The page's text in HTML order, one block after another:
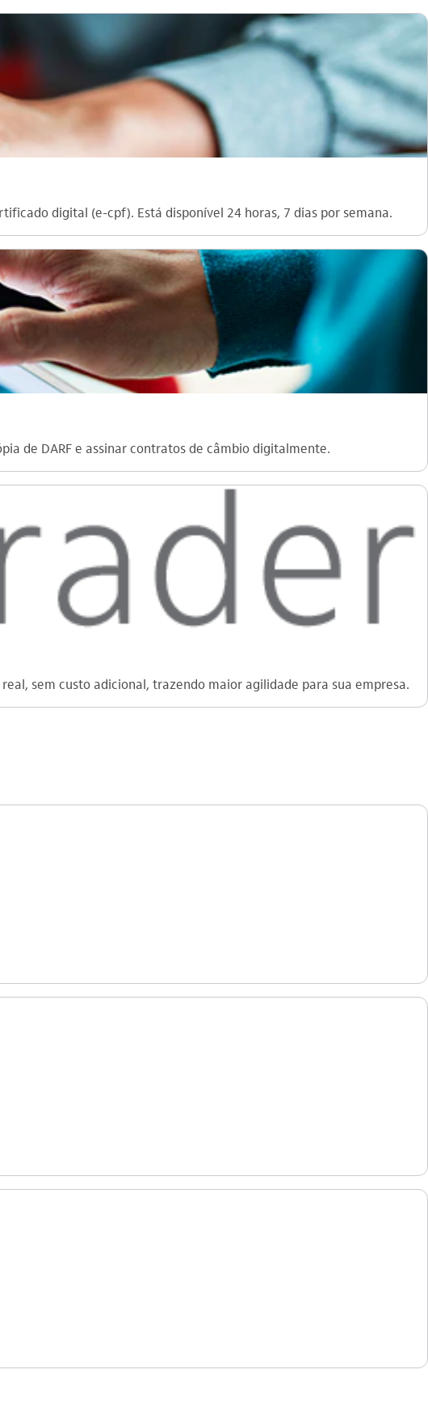
digital (e-cpf). Está disponível 24 horas, 7 dias por semana.
de DARF e assinar contratos de câmbio digitalmente.
sem custo adicional, trazendo maior agilidade para sua empresa.